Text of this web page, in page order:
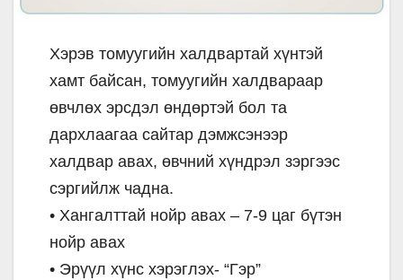
Хэрэв томуугийн халдвартай хүнтэй
хамт байсан, томуугийн халдвараар
өвчлөх эрсдэл өндөртэй бол та
дархлаагаа сайтар дэмжсэнээр
халдвар авах, өвчний хүндрэл зэргээс
сэргийлж чадна.
• Хангалттай нойр авах – 7-9 цаг бүтэн
нойр авах
• Эрүүл хүнс хэрэглэх- “Гэр”